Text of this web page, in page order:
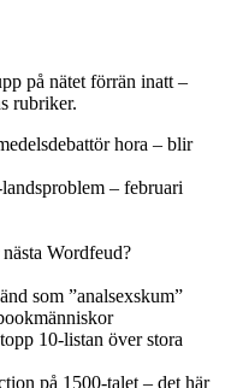
på nätet förrän inatt –
rubriker.
hora – blir
– februari
Wordfeud?
som ”analsexskum”
10-listan över stora
på 1500-talet – det här